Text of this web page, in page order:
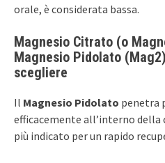
orale, è considerata bassa.
Magnesio Citrato (o
Magnesio Pidolato
scegliere
Il Magnesio Pidolato penetra
efficacemente all’interno
più indicato per un rapido